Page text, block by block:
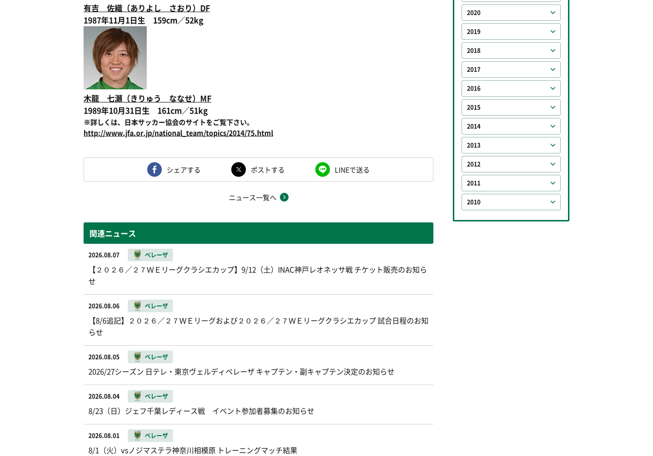
有吉 佐織（ありよし さおり）DF
1987年11月1日生 159cm／52kg
木龍 七瀬（きりゅう ななせ）MF
1989年10月31日生 161cm／51kg
※詳しくは、日本サッカー協会のサイトをご覧下さい。
http://www.jfa.or.jp/national_team/topics/2014/75.html
シェアする ポストする LINEで送る
ニュース一覧へ
関連ニュース
2026.08.07 ベレーザ
【２０２６／２７ＷＥリーグクラシエカップ】9/12（土）INAC神戸レオネッサ戦 チケット販売のお知ら
せ
2026.08.06 ベレーザ
【8/6追記】２０２６／２７ＷＥリーグおよび２０２６／２７ＷＥリーグクラシエカップ 試合日程のお知
らせ
2026.08.05 ベレーザ
2026/27シーズン 日テレ・東京ヴェルディベレーザ キャプテン・副キャプテン決定のお知らせ
2026.08.04 ベレーザ
8/23（日）ジェフ千葉レディース戦 イベント参加者募集のお知らせ
2026.08.01 ベレーザ
8/1（火）vsノジマステラ神奈川相模原 トレーニングマッチ結果
2020
2019
2018
2017
2016
2015
2014
2013
2012
2011
2010